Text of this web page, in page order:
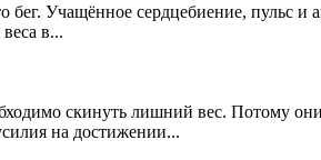
Учащённое сердцебиение, пульс и
в...
скинуть лишний вес. Потому
на достижении...